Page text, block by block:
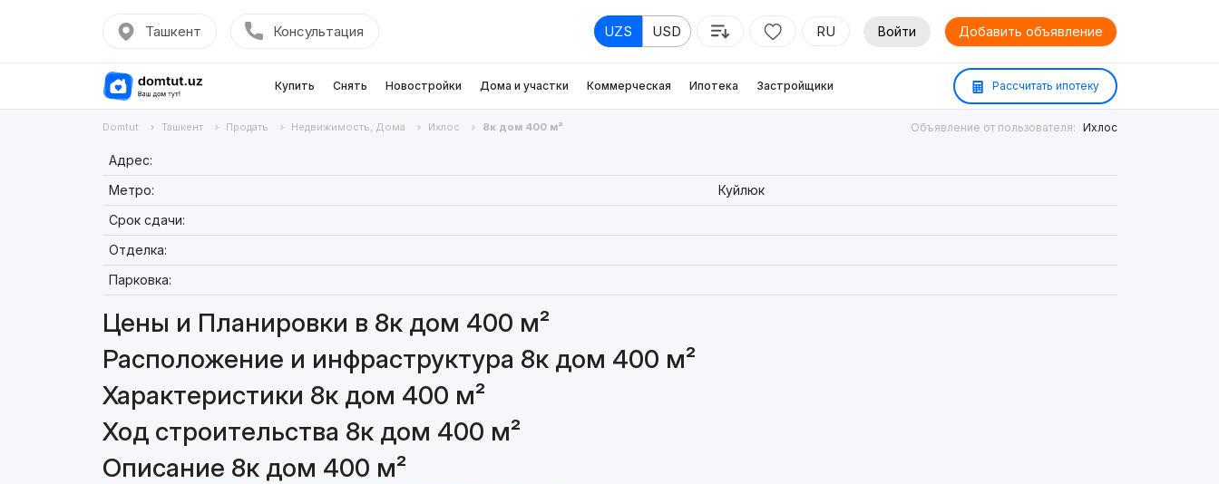
Ташкент Консультация UZS USD RU Войти Добавить объявление
Купить Снять Новостройки Дома и участки Коммерческая Ипотека Застройщики Рассчитать ипотеку
Domtut Ташкент Продать Недвижимость, Дома Ихлос 8к дом 400 м² Объявление от пользователя: Ихлос
Адрес:
Метро:
Куйлюк
Срок сдачи:
Отделка:
Парковка:
Цены и Планировки в 8к дом 400 м²
Расположение и инфраструктура 8к дом 400 м²
Характеристики 8к дом 400 м²
Ход строительства 8к дом 400 м²
Описание 8к дом 400 м²